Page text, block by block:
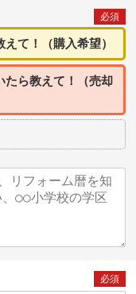
必須
て！（購入希望）
たら教えて！（売却
必須